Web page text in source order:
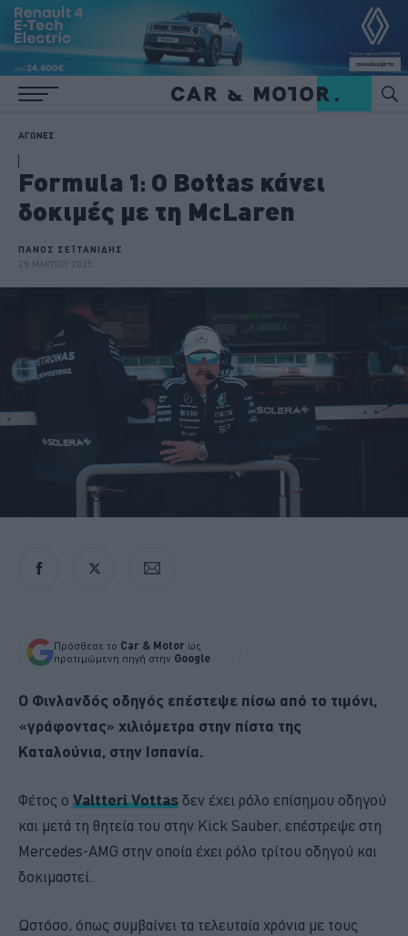
ΑΓΩΝΕΣ
Formula 1: O Bottas κάνει
δοκιμές με τη McLaren
ΠΑΝΟΣ ΣΕΪΤΑΝΙΔΗΣ
29 ΜΑΡΤΙΟΥ 2025
Πρόσθεσε το Car & Motor ως
προτιμώμενη πηγή στην Google
Ο Φινλανδός οδηγός επέστεψε πίσω από το τιμόνι,
«γράφοντας» χιλιόμετρα στην πίστα της
Καταλούνια, στην Ισπανία.
Φέτος ο Valtteri Vottas δεν έχει ρόλο επίσημου οδηγού
και μετά τη θητεία του στην Kick Sauber, επέστρεψε στη
Mercedes-AMG στην οποία έχει ρόλο τρίτου οδηγού και
δοκιμαστεί.
Ωστόσο, όπως συμβαίνει τα τελευταία χρόνια με τους